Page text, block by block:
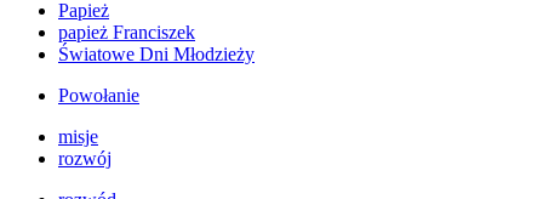
Papież
papież Franciszek
Światowe Dni Młodzieży
Powołanie
misje
rozwój